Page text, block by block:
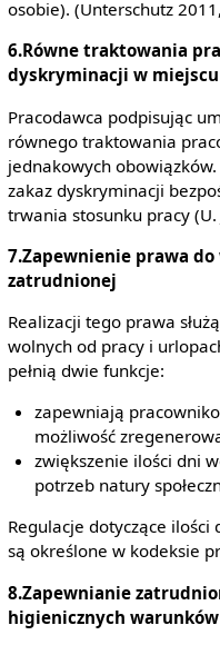
osobie). (Unterschutz
6.Równe traktowania
dyskryminacji w
Pracodawca podpisując
równego traktowania
jednakowych
zakaz dyskryminacji
trwania stosunku pracy
7.Zapewnienie prawa
zatrudnionej
Realizacji tego prawa
wolnych od pracy i
pełnią dwie funkcje:
zapewniają
możliwość
zwiększenie ilości dni
potrzeb natury
Regulacje dotyczące ilości
są określone w kodeksie
8.Zapewnianie
higienicznych